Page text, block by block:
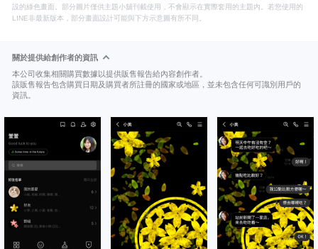
設的綠色畫面。部分圖片僅供主題小舖刊載使用，不會顯示在實際套用的主題內。若您使用的
LINE非最新版本，部分畫面設計可能與下方示意圖有所不同。
關於提供給創作者的資訊
本公司收集相關購買數據以提供販售報告給內容創作者。
該販售報告包含購買日期及購買者所註冊的國家或地區，並未包含任何可識別用戶的
資訊。